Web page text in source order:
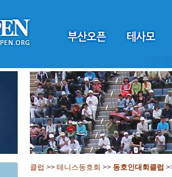
클럽 >> 테니스동호회 >> 동호인대회클럽